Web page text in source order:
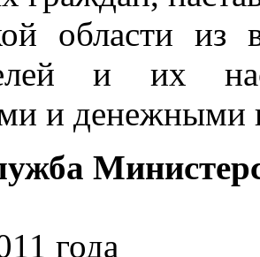
области из
и их
и денежными
года